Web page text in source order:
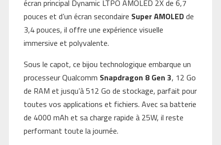
écran principal Dynamic LTPO AMOLED 2X de 6,7
pouces et d’un écran secondaire Super AMOLEDde
3,4 pouces, il offre une expérience visuelle
immersive et polyvalente.
Sous le capot, ce bijou technologique embarque un
processeur Qualcomm Snapdragon 8 Gen 3, 12 Go
de RAM et jusqu’à 512 Go de stockage, parfait pour
toutes vos applications et fichiers. Avec sa batterie
de 4000 mAh et sa charge rapide à 25W, il reste
performant toute la journée.